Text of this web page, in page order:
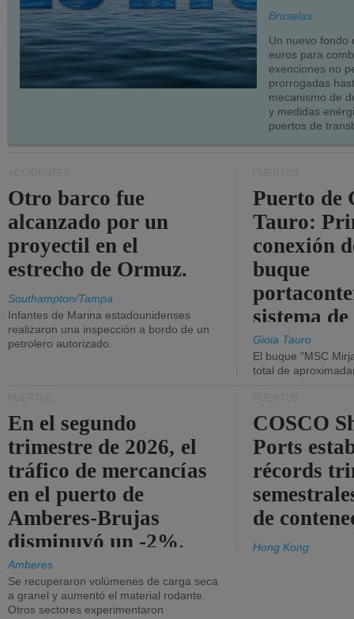
Bruselas
Un nuevo fondo
euros para
exenciones no
prorrogadas
mecanismo de
y medidas
puertos de
Otro barco fue
alcanzado por un
proyectil en el
estrecho de Ormuz.
Southampton/Tampa
Infantes de Marina estadounidenses
realizaron una inspección a bordo de un
petrolero autorizado.
Puerto de
Tauro:
conexión
buque
sistema
la red
Gioia Tauro
El buque "MSC
total de
En el segundo
trimestre de 2026, el
tráfico de mercancías
en el puerto de
Amberes-Brujas
disminuyó un -2%.
Amberes
Se recuperaron volúmenes de carga seca
a granel y aumentó el material rodante.
Otros sectores experimentaron
COSCO
Ports
récords
de
Hong Kong